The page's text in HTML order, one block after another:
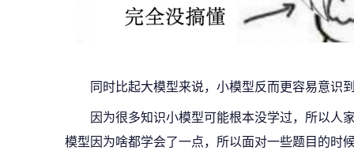
同时比起大模型来说，小模型反而更容易意识
因为很多知识小模型可能根本没学过，所以人
模型因为啥都学会了一点，所以面对一些题目的时